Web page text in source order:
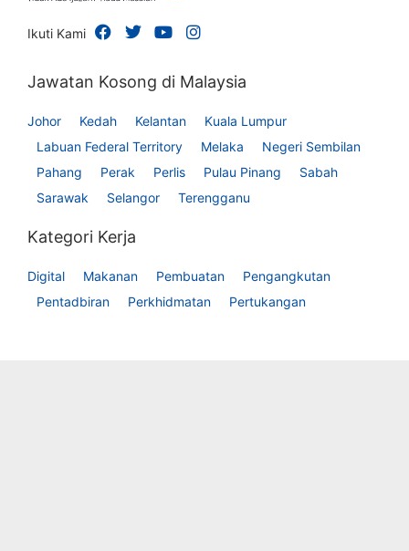
Ikuti Kami
Jawatan Kosong di Malaysia
Johor Kedah Kelantan
Kuala Lumpur
Labuan Federal Territory
Melaka
Negeri Sembilan
Pahang
Perak Perlis Pulau Pinang
Sabah
Sarawak
Selangor Terengganu
Kategori Kerja
Digital Makanan Pembuatan
Pengangkutan
Pentadbiran
Perkhidmatan Pertukangan